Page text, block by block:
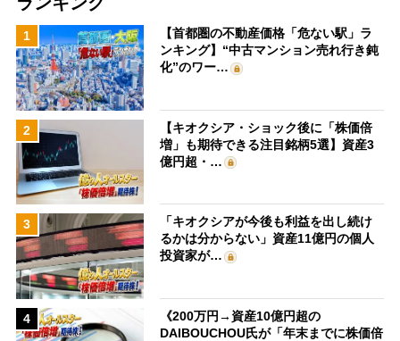
1
【首都圏の不動産価格「危ない駅」ラ
ンキング】“中古マンション売れ行き鈍
化”のワー…
2
【キオクシア・ショック後に「株価倍
増」も期待できる注目銘柄5選】資産3
億円超・…
3
「キオクシアが今後も利益を出し続け
るかは分からない」資産11億円の個人
投資家が…
4
《200万円→資産10億円超の
DAIBOUCHOU氏が「年末までに株価倍